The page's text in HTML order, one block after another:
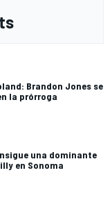
Brandon Jones se
la prórroga
una dominante
en Sonoma